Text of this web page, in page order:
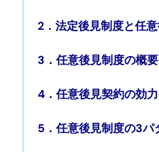
事務所概要・アクセス
2．法定後見制度と任
3．任意後見制度の概要
4．任意後見契約の効
5．任意後見制度の3パ